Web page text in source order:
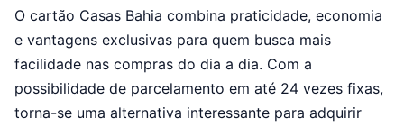
O cartão Casas Bahia combina praticidade, economia
e vantagens exclusivas para quem busca mais
facilidade nas compras do dia a dia. Com a
possibilidade de parcelamento em até 24 vezes fixas,
torna-se uma alternativa interessante para adquirir